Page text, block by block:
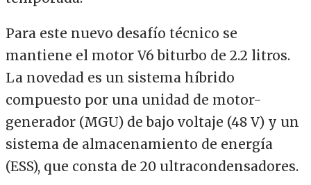
Para este nuevo desafío técnico se
mantiene el motor V6 biturbo de 2.2 litros.
La novedad es un sistema híbrido
compuesto por una unidad de motor-
generador (MGU) de bajo voltaje (48 V) y un
sistema de almacenamiento de energía
(ESS), que consta de 20 ultracondensadores.